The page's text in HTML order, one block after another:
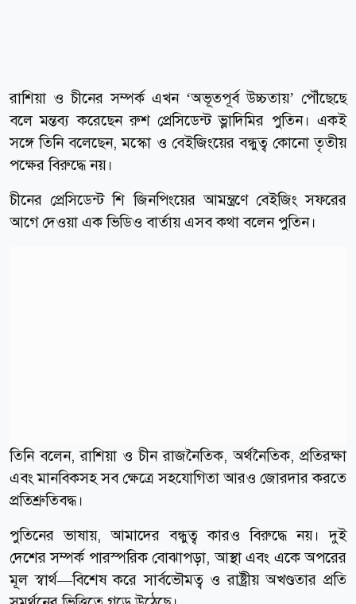
রাশিয়া ও চীনের সম্পর্ক এখন ‘অভূতপূর্ব উচ্চতায়’ পৌঁছেছে
বলে মন্তব্য করেছেন রুশ প্রেসিডেন্ট ভ্লাদিমির পুতিন। একই
সঙ্গে তিনি বলেছেন, মস্কো ও বেইজিংয়ের বন্ধুত্ব কোনো তৃতীয়
পক্ষের বিরুদ্ধে নয়।
চীনের প্রেসিডেন্ট শি জিনপিংয়ের আমন্ত্রণে বেইজিং সফরের
আগে দেওয়া এক ভিডিও বার্তায় এসব কথা বলেন পুতিন।
তিনি বলেন, রাশিয়া ও চীন রাজনৈতিক, অর্থনৈতিক, প্রতিরক্ষা
এবং মানবিকসহ সব ক্ষেত্রে সহযোগিতা আরও জোরদার করতে
প্রতিশ্রুতিবদ্ধ।
পুতিনের ভাষায়, আমাদের বন্ধুত্ব কারও বিরুদ্ধে নয়। দুই
দেশের সম্পর্ক পারস্পরিক বোঝাপড়া, আস্থা এবং একে অপরের
মূল স্বার্থ—বিশেষ করে সার্বভৌমত্ব ও রাষ্ট্রীয় অখণ্ডতার প্রতি